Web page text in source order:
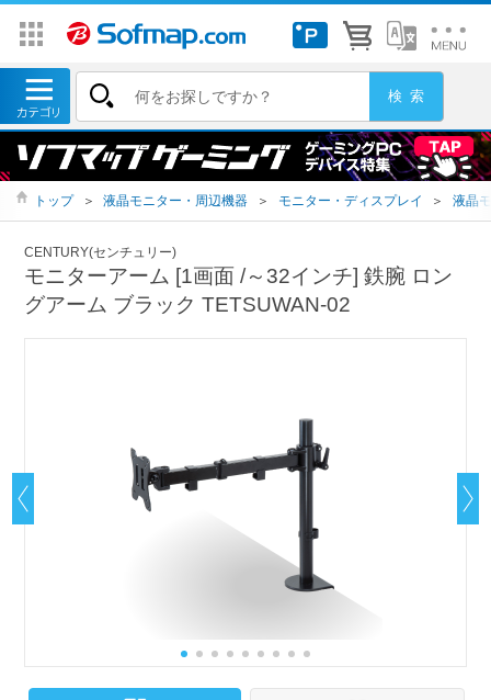
トップ ＞ 液晶モニター・周辺機器 ＞ モニター・ディスプレイ ＞ 液晶
CENTURY(センチュリー)
モニターアーム [1画面 /～32インチ] 鉄腕 ロン
グアーム ブラック TETSUWAN-02